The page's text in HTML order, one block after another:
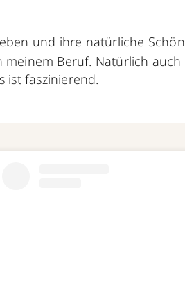
und ihre natürliche
Beruf. Natürlich
ist faszinierend.